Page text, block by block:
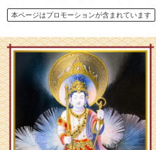
本ページはプロモーションが含まれています